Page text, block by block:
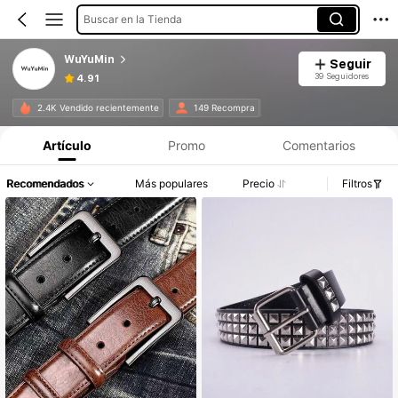
Buscar en la Tienda
WuYuMin
4.91
Seguir
39 Seguidores
2.4K Vendido recientemente 149 Recompra
Artículo Promo Comentarios
Recomendados Más populares Precio Filtros